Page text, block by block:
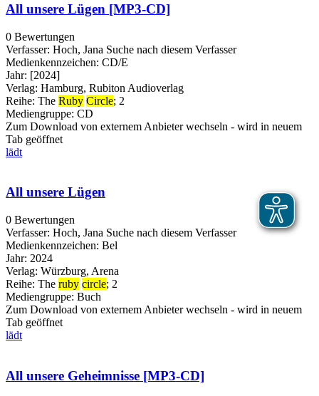
All unsere Lügen [MP3-CD]
0 Bewertungen
Verfasser: Hoch, Jana Suche nach diesem Verfasser
Medienkennzeichen: CD/E
Jahr: [2024]
Verlag: Hamburg, Rubiton Audioverlag
Reihe: The Ruby Circle; 2
Mediengruppe: CD
Zum Download von externem Anbieter wechseln - wird in neuem
Tab geöffnet
lädt
All unsere Lügen
0 Bewertungen
Verfasser: Hoch, Jana Suche nach diesem Verfasser
Medienkennzeichen: Bel
Jahr: 2024
Verlag: Würzburg, Arena
Reihe: The ruby circle; 2
Mediengruppe: Buch
Zum Download von externem Anbieter wechseln - wird in neuem
Tab geöffnet
lädt
All unsere Geheimnisse [MP3-CD]